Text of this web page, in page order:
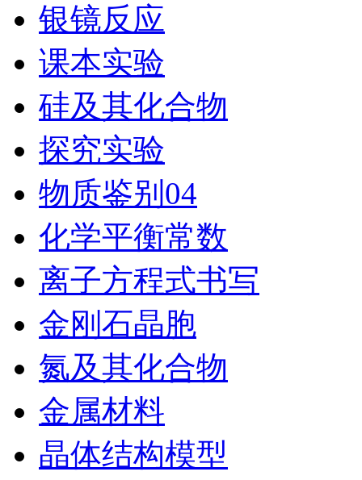
银镜反应
课本实验
硅及其化合物
探究实验
物质鉴别04
化学平衡常数
离子方程式书写
金刚石晶胞
氮及其化合物
金属材料
晶体结构模型